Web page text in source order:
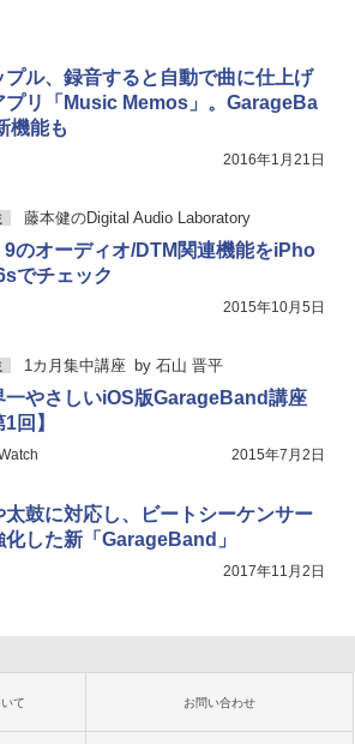
プル、録音すると自動で曲に仕上げ
プリ「Music Memos」。GarageBa
機能も
2016年1月21日
藤本健のDigital Audio Laboratory
9のオーディオ/DTM関連機能をiPho
でチェック
2015年10月5日
1カ月集中講座 by 石山 晋平
一やさしいiOS版GarageBand講座
1回】
2015年7月2日
太鼓に対応し、ビートシーケンサー
化した新「GarageBand」
2017年11月2日
て お問い合わせ